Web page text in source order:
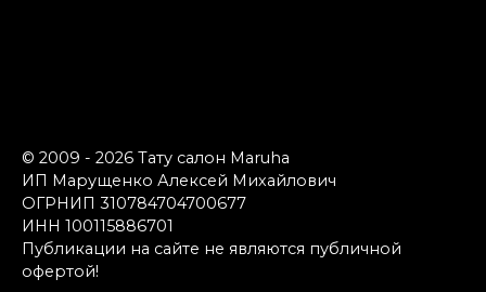
© 2009 - 2026 Тату салон Maruha
ИП Марущенко Алексей Михайлович
ОГРНИП 310784704700677
ИНН 100115886701
Публикации на сайте не являются публичной
офертой!